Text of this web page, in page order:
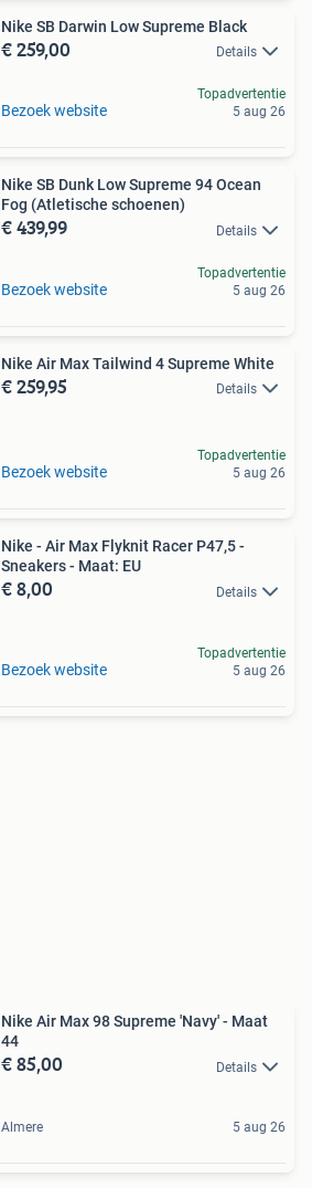
Nike SB Darwin Low Supreme Black
€ 259,00 Details
Bezoek website
Topadvertentie
5 aug 26
Nike SB Dunk Low Supreme 94 Ocean
Fog (Atletische schoenen)
€ 439,99 Details
Bezoek website
Topadvertentie
5 aug 26
Nike Air Max Tailwind 4 Supreme White
€ 259,95 Details
Bezoek website
Topadvertentie
5 aug 26
Nike - Air Max Flyknit Racer P47,5 -
Sneakers - Maat: EU
€ 8,00 Details
Bezoek website
Topadvertentie
5 aug 26
Nike Air Max 98 Supreme 'Navy' - Maat
44
€ 85,00 Details
Almere 5 aug 26